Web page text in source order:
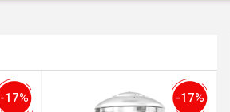
-17% -17%